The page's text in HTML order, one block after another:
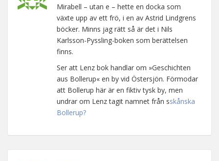
Mirabell – utan e – hette en docka som
växte upp av ett frö, i en av Astrid Lindgrens
böcker. Minns jag rätt så är det i Nils
Karlsson-Pyssling-boken som berättelsen
finns.
Ser att Lenz bok handlar om »Geschichten
aus Bollerup« en by vid Östersjön. Förmodar
att Bollerup här är en fiktiv tysk by, men
undrar om Lenz tagit namnet från sskånska
Bollerup?